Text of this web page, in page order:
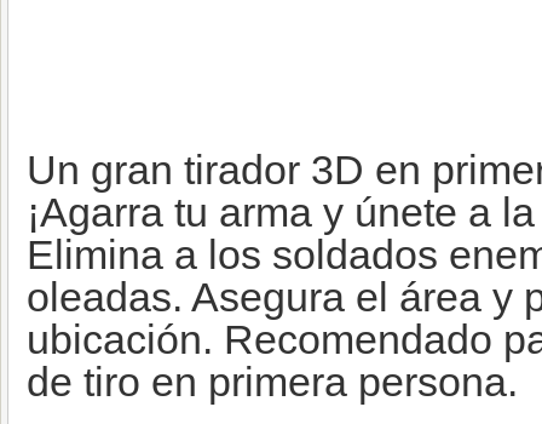
Un gran tirador 3D en
¡Agarra tu arma y únete a
Elimina a los soldados
oleadas. Asegura el área y
ubicación. Recomendado
de tiro en primera persona.